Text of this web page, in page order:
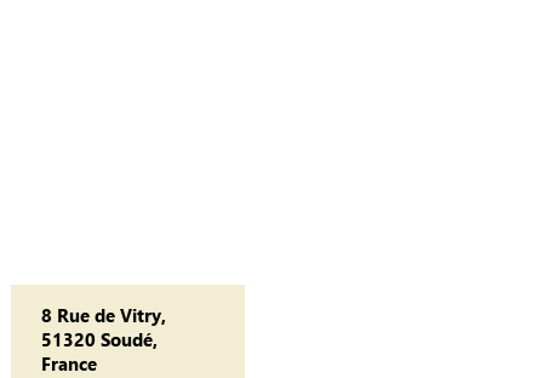
8 Rue de Vitry,
51320 Soudé,
France